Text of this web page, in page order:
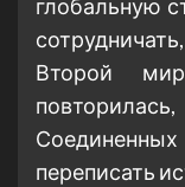
глобальную
Второй
Соединенных
переписать